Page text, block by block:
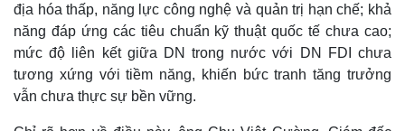
địa hóa thấp, năng lực công nghệ và quản trị hạn chế; khả
năng đáp ứng các tiêu chuẩn kỹ thuật quốc tế chưa cao;
mức độ liên kết giữa DN trong nước với DN FDI chưa
tương xứng với tiềm năng, khiến bức tranh tăng trưởng
vẫn chưa thực sự bền vững.